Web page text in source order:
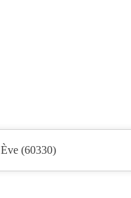
Ève (60330)